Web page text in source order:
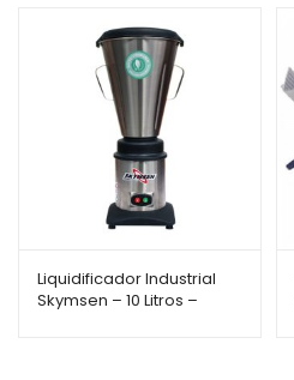
Liquidificador Industrial
Skymsen – 10 Litros –